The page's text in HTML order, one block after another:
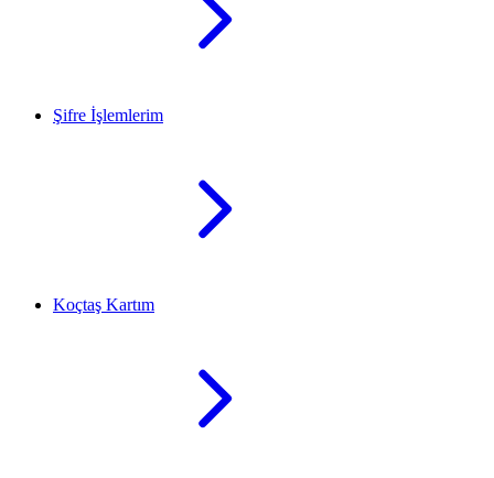
Şifre İşlemlerim
Koçtaş Kartım